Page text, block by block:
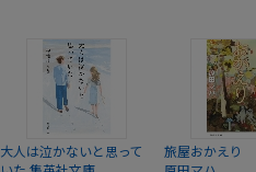
大人は泣かないと思って
旅屋おかえり